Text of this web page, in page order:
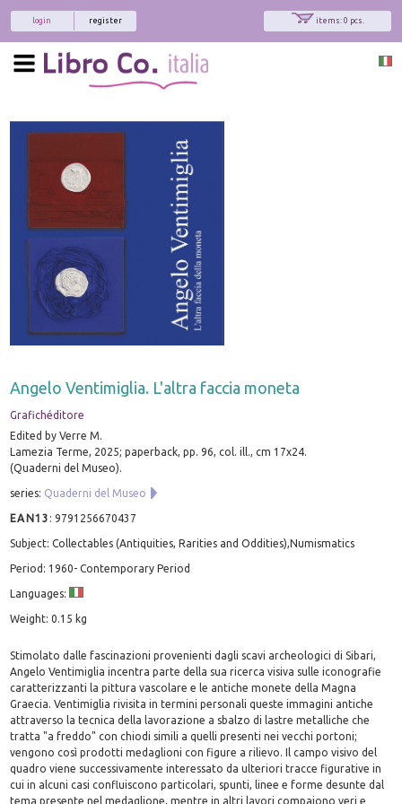
items: 0 pcs.
register
login
Angelo Ventimiglia. L'altra faccia moneta
Grafichéditore
Edited by Verre M.
Lamezia Terme, 2025; paperback, pp. 96, col. ill., cm 17x24.
(Quaderni del Museo).
series: Quaderni del Museo
EAN13 :9791256670437
Subject: Collectables (Antiquities, Rarities and Oddities),Numismatics
Period: 1960- Contemporary Period
Languages:
Weight: 0.15 kg
Stimolato dalle fascinazioni provenienti dagli scavi archeologici di Sibari,
Angelo Ventimiglia incentra parte della sua ricerca visiva sulle iconografie
caratterizzanti la pittura vascolare e le antiche monete della Magna
Graecia. Ventimiglia rivisita in termini personali queste immagini antiche
attraverso la tecnica della lavorazione a sbalzo di lastre metalliche che
tratta "a freddo" con chiodi simili a quelli presenti nei vecchi portoni;
vengono così prodotti medaglioni con figure a rilievo. Il campo visivo del
quadro viene successivamente interessato da ulteriori tracce figurative in
cui in alcuni casi confluiscono particolari, spunti, linee e forme desunte dal
tema presente nel medaglione, mentre in altri lavori compaiono veri e